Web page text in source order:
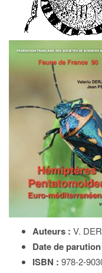
Auteurs : V.
Date de
ISBN : 978-2-